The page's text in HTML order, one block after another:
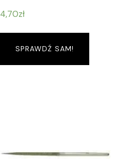
4,70zł
SPRAWDŹ SAM!